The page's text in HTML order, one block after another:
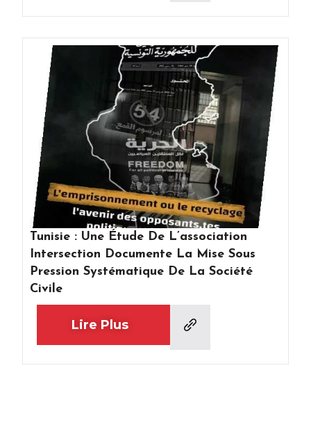
Tunisie : Une Étude De L’association
Intersection Documente La Mise Sous
Pression Systématique De La Société
Civile
Lire Plus